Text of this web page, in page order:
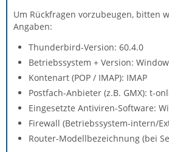
Um Rückfragen vorzubeugen, bitten
Angaben:
Thunderbird-Version: 60.4.0
Betriebssystem + Version:
Kontenart (POP / IMAP): IMAP
Postfach-Anbieter (z.B. GMX): t-
Eingesetzte Antiviren-Software:
Firewall (Betriebssystem-intern/
Router-Modellbezeichnung (bei